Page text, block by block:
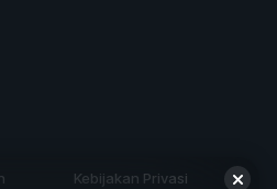
Kebijakan Privasi